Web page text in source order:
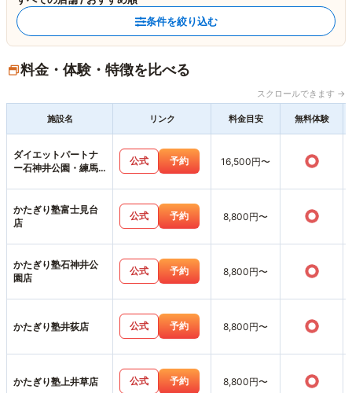
条件を絞り込む
料金・体験・特徴を比べる
スクロールできます →
施設名 リンク 料金目安 無料体験
ダイエットパートナ
ー石神井公園・練馬
公式 予約 16,500円〜 ○
かたぎり塾富士見台
店
公式 予約 8,800円〜 ○
かたぎり塾石神井公
園店
公式 予約 8,800円〜 ○
かたぎり塾井荻店 公式 予約 8,800円〜 ○
かたぎり塾上井草店 公式 予約 8,800円〜 ○